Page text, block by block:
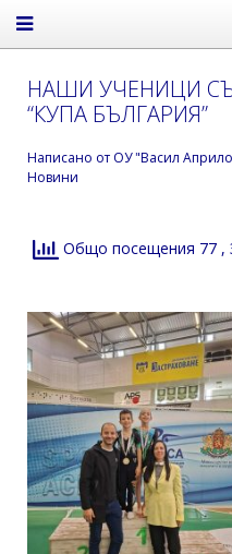
НАШИ УЧЕНИЦИ
“КУПА БЪЛГАРИЯ”
Написано от ОУ "Васил
Новини
Общо посещения 77 ,